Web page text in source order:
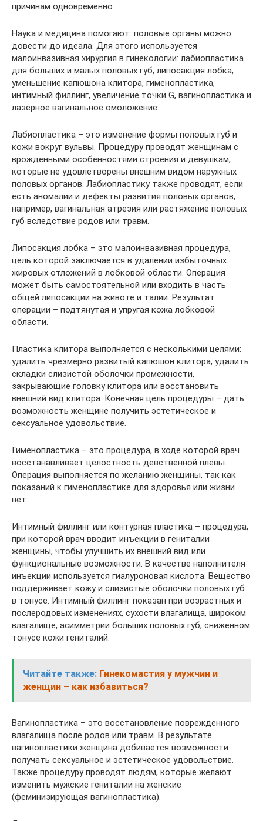
причинам одновременно.
Наука и медицина помогают: половые органы можно
довести до идеала. Для этого используется
малоинвазивная хирургия в гинекологии: лабиопластика
для больших и малых половых губ, липосакция лобка,
уменьшение капюшона клитора, гименопластика,
интимный филлинг, увеличение точки G, вагинопластика и
лазерное вагинальное омоложение.
Лабиопластика – это изменение формы половых губ и
кожи вокруг вульвы. Процедуру проводят женщинам с
врожденными особенностями строения и девушкам,
которые не удовлетворены внешним видом наружных
половых органов. Лабиопластику также проводят, если
есть аномалии и дефекты развития половых органов,
например, вагинальная атрезия или растяжение половых
губ вследствие родов или травм.
Липосакция лобка – это малоинвазивная процедура,
цель которой заключается в удалении избыточных
жировых отложений в лобковой области. Операция
может быть самостоятельной или входить в часть
общей липосакции на животе и талии. Результат
операции – подтянутая и упругая кожа лобковой
области.
Пластика клитора выполняется с несколькими целями:
удалить чрезмерно развитый капюшон клитора, удалить
складки слизистой оболочки промежности,
закрывающие головку клитора или восстановить
внешний вид клитора. Конечная цель процедуры – дать
возможность женщине получить эстетическое и
сексуальное удовольствие.
Гименопластика – это процедура, в ходе которой врач
восстанавливает целостность девственной плевы.
Операция выполняется по желанию женщины, так как
показаний к гименопластике для здоровья или жизни
нет.
Интимный филлинг или контурная пластика – процедура,
при которой врач вводит инъекции в гениталии
женщины, чтобы улучшить их внешний вид или
функциональные возможности. В качестве наполнителя
инъекции используется гиалуроновая кислота. Вещество
поддерживает кожу и слизистые оболочки половых губ
в тонусе. Интимный филлинг показан при возрастных и
послеродовых изменениях, сухости влагалища, широком
влагалище, асимметрии больших половых губ, сниженном
тонусе кожи гениталий.
Читайте также: Гинекомастия у мужчин и
женщин – как избавиться?
Вагинопластика – это восстановление поврежденного
влагалища после родов или травм. В результате
вагинопластики женщина добивается возможности
получать сексуальное и эстетическое удовольствие.
Также процедуру проводят людям, которые желают
изменить мужские гениталии на женские
(феминизирующая вагинопластика).